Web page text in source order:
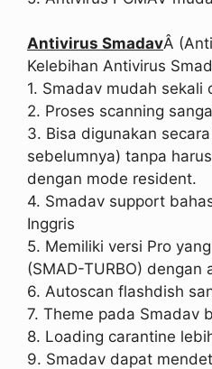
Antivirus SmadavÂ
Kelebihan Antivirus
1. Smadav mudah sekali
2. Proses scanning
3. Bisa digunakan
sebelumnya) tanpa
dengan mode resident.
4. Smadav support
Inggris
5. Memiliki versi Pro
(SMAD-TURBO) dengan
6. Autoscan flashdish
7. Theme pada Smadav
8. Loading carantine
9. Smadav dapat